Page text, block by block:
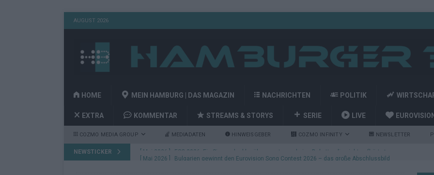
AUGUST 2026
HOME MEIN HAMBURG | DAS MAGAZIN NACHRICHTEN POLITIK
EXTRA KOMMENTAR STREAMS & STORYS SERIE LIVE EUROVISION
COZMO MEDIA GROUP MEDIADATEN HINWEISGEBER COZMO INFINITY NEWSLETTER
NEWSTICKER [ Mai 2026 ] Bulgarien gewinnt den Eurovision Song Contest 2026 – das große Abschlussbild